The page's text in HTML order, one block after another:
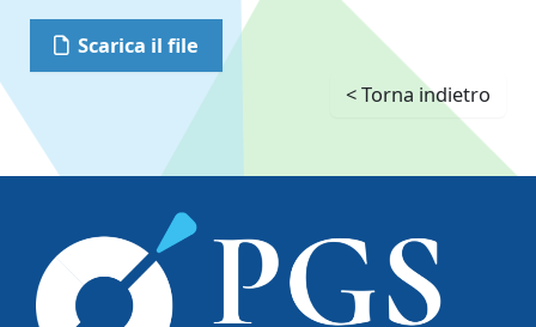
Scarica il file
< Torna indietro